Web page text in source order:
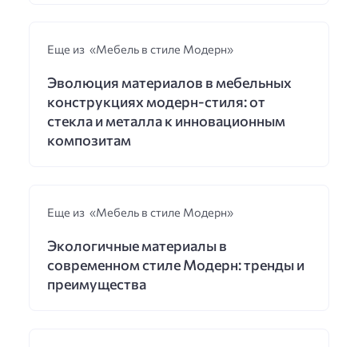
Еще из «Мебель в стиле Модерн»
Эволюция материалов в мебельных
конструкциях модерн-стиля: от
стекла и металла к инновационным
композитам
Еще из «Мебель в стиле Модерн»
Экологичные материалы в
современном стиле Модерн: тренды и
преимущества